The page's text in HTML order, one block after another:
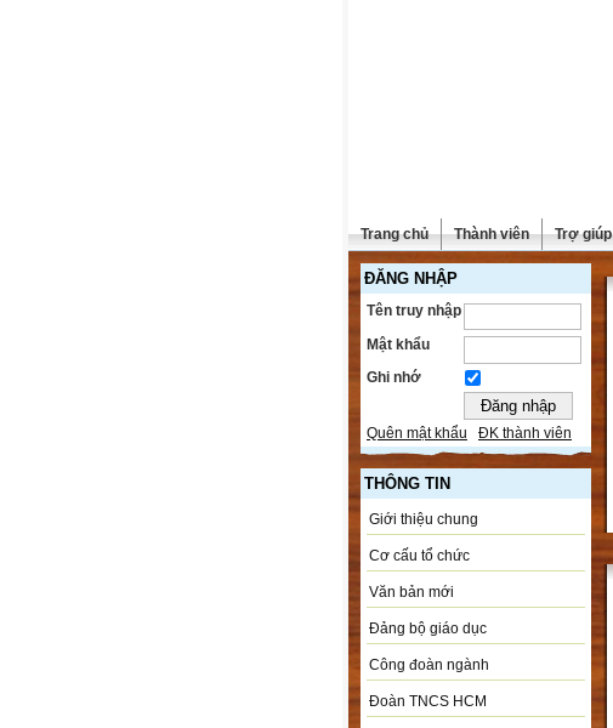
Trang chủ Thành viên Trợ giúp
ĐĂNG NHẬP
Tên truy nhập
Mật khẩu
Ghi nhớ
Quên mật khẩu ĐK thành viên
THÔNG TIN
Giới thiệu chung
Cơ cấu tổ chức
Văn bản mới
Đảng bộ giáo dục
Công đoàn ngành
Đoàn TNCS HCM